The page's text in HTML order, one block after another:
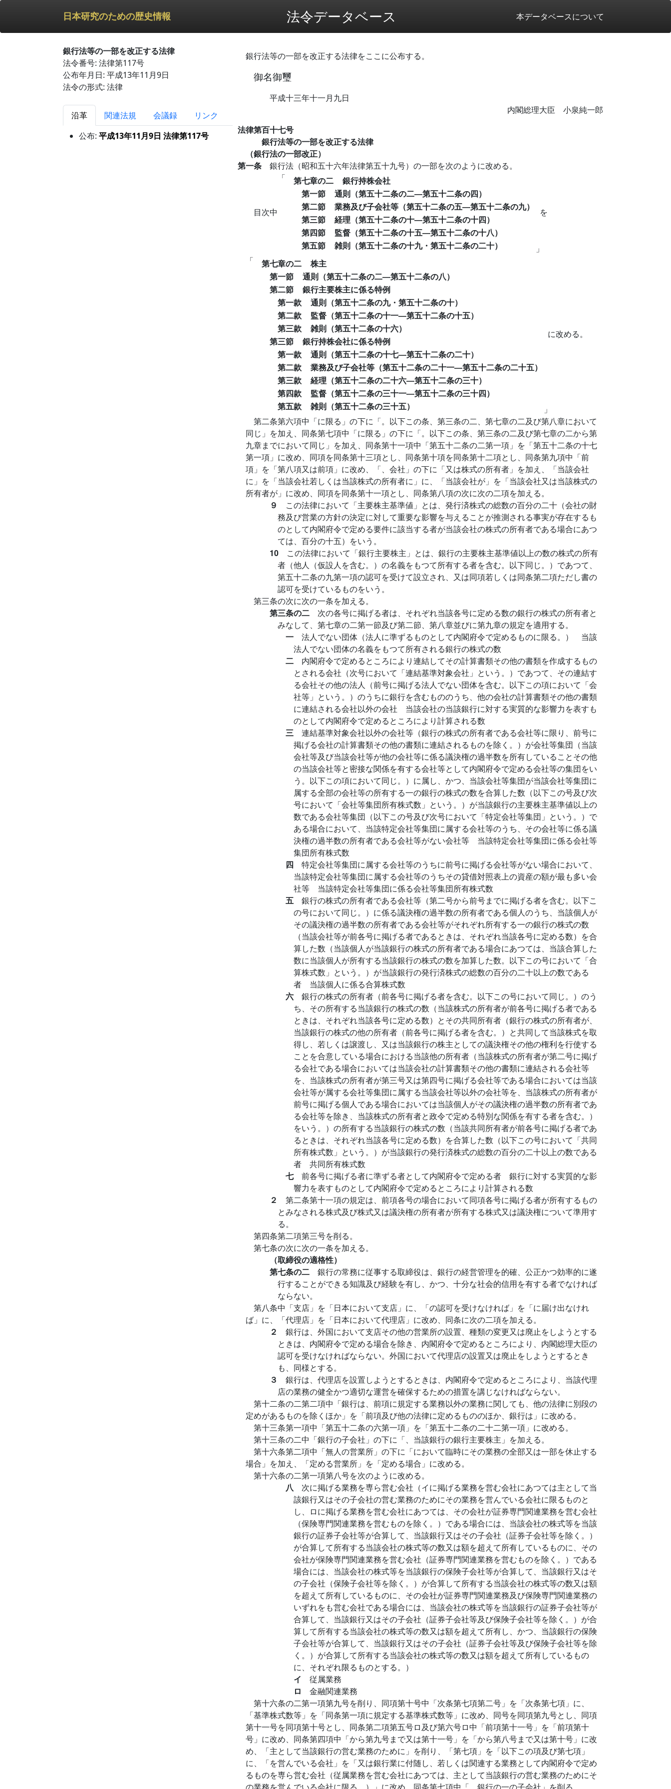
日本研究のための歴史情報 法令データベース 本データベースについて
銀行法等の一部を改正する法律
法令番号: 法律第117号
公布年月日: 平成13年11月9日
法令の形式: 法律
沿革 関連法規 会議録
リンク
公布: 平成13年11月9日 法律第117号
銀行法等の一部を改正する法律をここに公布する。
御名御璽
平成十三年十一月九日
内閣総理大臣 小泉純一郎
法律第百十七号
銀行法等の一部を改正する法律
（銀行法の一部改正）
第一条 銀行法（昭和五十六年法律第五十九号）の一部を次のように改める。
目次中
「 第七章の二
銀行持株会社
第一節
通則（第五十二条の二―第五十二条の四）
第二節
業務及び子会社等（第五十二条の五―第五十二条の九）
第三節
経理（第五十二条の十―第五十二条の十四）
第四節
監督（第五十二条の十五―第五十二条の十八）
第五節
雑則（第五十二条の十九・第五十二条の二十） 」
を
「 第七章の二
株主
第一節
通則（第五十二条の二―第五十二条の八）
第二節
銀行主要株主に係る特例
第一款
通則（第五十二条の九・第五十二条の十）
第二款
監督（第五十二条の十一―第五十二条の十五）
第三款
雑則（第五十二条の十六）
第三節
銀行持株会社に係る特例
第一款
通則（第五十二条の十七―第五十二条の二十）
第二款
業務及び子会社等（第五十二条の二十一―第五十二条の二十五）
第三款
経理（第五十二条の二十六―第五十二条の三十）
第四款
監督（第五十二条の三十一―第五十二条の三十四）
第五款
雑則（第五十二条の三十五） 」
に改める。
第二条第六項中「に限る」の下に「。以下この条、第三条の二、第七章の二及び第八章において
同じ」を加え、同条第七項中「に限る」の下に「。以下この条、第三条の二及び第七章の二から第
九章までにおいて同じ」を加え、同条第十一項中「第五十二条の二第一項」を「第五十二条の十七
第一項」に改め、同項を同条第十三項とし、同条第十項を同条第十二項とし、同条第九項中「前
項」を「第八項又は前項」に改め、「、会社」の下に「又は株式の所有者」を加え、「当該会社
に」を「当該会社若しくは当該株式の所有者に」に、「当該会社が」を「当該会社又は当該株式の
所有者が」に改め、同項を同条第十一項とし、同条第八項の次に次の二項を加える。
９ この法律において「主要株主基準値」とは、発行済株式の総数の百分の二十（会社の財
務及び営業の方針の決定に対して重要な影響を与えることが推測される事実が存在するも
のとして内閣府令で定める要件に該当する者が当該会社の株式の所有者である場合にあつ
ては、百分の十五）をいう。
10 この法律において「銀行主要株主」とは、銀行の主要株主基準値以上の数の株式の所有
者（他人（仮設人を含む。）の名義をもつて所有する者を含む。以下同じ。）であつて、
第五十二条の九第一項の認可を受けて設立され、又は同項若しくは同条第二項ただし書の
認可を受けているものをいう。
第三条の次に次の一条を加える。
第三条の二 次の各号に掲げる者は、それぞれ当該各号に定める数の銀行の株式の所有者と
みなして、第七章の二第一節及び第二節、第八章並びに第九章の規定を適用する。
一 法人でない団体（法人に準ずるものとして内閣府令で定めるものに限る。） 当該
法人でない団体の名義をもつて所有される銀行の株式の数
二 内閣府令で定めるところにより連結してその計算書類その他の書類を作成するもの
とされる会社（次号において「連結基準対象会社」という。）であつて、その連結す
る会社その他の法人（前号に掲げる法人でない団体を含む。以下この項において「会
社等」という。）のうちに銀行を含むもののうち、他の会社の計算書類その他の書類
に連結される会社以外の会社 当該会社の当該銀行に対する実質的な影響力を表すも
のとして内閣府令で定めるところにより計算される数
三 連結基準対象会社以外の会社等（銀行の株式の所有者である会社等に限り、前号に
掲げる会社の計算書類その他の書類に連結されるものを除く。）が会社等集団（当該
会社等及び当該会社等が他の会社等に係る議決権の過半数を所有していることその他
の当該会社等と密接な関係を有する会社等として内閣府令で定める会社等の集団をい
う。以下この項において同じ。）に属し、かつ、当該会社等集団が当該会社等集団に
属する全部の会社等の所有する一の銀行の株式の数を合算した数（以下この号及び次
号において「会社等集団所有株式数」という。）が当該銀行の主要株主基準値以上の
数である会社等集団（以下この号及び次号において「特定会社等集団」という。）で
ある場合において、当該特定会社等集団に属する会社等のうち、その会社等に係る議
決権の過半数の所有者である会社等がない会社等 当該特定会社等集団に係る会社等
集団所有株式数
四 特定会社等集団に属する会社等のうちに前号に掲げる会社等がない場合において、
当該特定会社等集団に属する会社等のうちその貸借対照表上の資産の額が最も多い会
社等 当該特定会社等集団に係る会社等集団所有株式数
五 銀行の株式の所有者である会社等（第二号から前号までに掲げる者を含む。以下こ
の号において同じ。）に係る議決権の過半数の所有者である個人のうち、当該個人が
その議決権の過半数の所有者である会社等がそれぞれ所有する一の銀行の株式の数
（当該会社等が前各号に掲げる者であるときは、それぞれ当該各号に定める数）を合
算した数（当該個人が当該銀行の株式の所有者である場合にあつては、当該合算した
数に当該個人が所有する当該銀行の株式の数を加算した数。以下この号において「合
算株式数」という。）が当該銀行の発行済株式の総数の百分の二十以上の数である
者 当該個人に係る合算株式数
六 銀行の株式の所有者（前各号に掲げる者を含む。以下この号において同じ。）のう
ち、その所有する当該銀行の株式の数（当該株式の所有者が前各号に掲げる者である
ときは、それぞれ当該各号に定める数）とその共同所有者（銀行の株式の所有者が、
当該銀行の株式の他の所有者（前各号に掲げる者を含む。）と共同して当該株式を取
得し、若しくは譲渡し、又は当該銀行の株主としての議決権その他の権利を行使する
ことを合意している場合における当該他の所有者（当該株式の所有者が第二号に掲げ
る会社である場合においては当該会社の計算書類その他の書類に連結される会社等
を、当該株式の所有者が第三号又は第四号に掲げる会社等である場合においては当該
会社等が属する会社等集団に属する当該会社等以外の会社等を、当該株式の所有者が
前号に掲げる個人である場合においては当該個人がその議決権の過半数の所有者であ
る会社等を除き、当該株式の所有者と政令で定める特別な関係を有する者を含む。）
をいう。）の所有する当該銀行の株式の数（当該共同所有者が前各号に掲げる者であ
るときは、それぞれ当該各号に定める数）を合算した数（以下この号において「共同
所有株式数」という。）が当該銀行の発行済株式の総数の百分の二十以上の数である
者 共同所有株式数
七 前各号に掲げる者に準ずる者として内閣府令で定める者 銀行に対する実質的な影
響力を表すものとして内閣府令で定めるところにより計算される数
２ 第二条第十一項の規定は、前項各号の場合において同項各号に掲げる者が所有するもの
とみなされる株式及び株式又は議決権の所有者が所有する株式又は議決権について準用す
る。
第四条第二項第三号を削る。
第七条の次に次の一条を加える。
（取締役の適格性）
第七条の二 銀行の常務に従事する取締役は、銀行の経営管理を的確、公正かつ効率的に遂
行することができる知識及び経験を有し、かつ、十分な社会的信用を有する者でなければ
ならない。
第八条中「支店」を「日本において支店」に、「の認可を受けなければ」を「に届け出なけれ
ば」に、「代理店」を「日本において代理店」に改め、同条に次の二項を加える。
２ 銀行は、外国において支店その他の営業所の設置、種類の変更又は廃止をしようとする
ときは、内閣府令で定める場合を除き、内閣府令で定めるところにより、内閣総理大臣の
認可を受けなければならない。外国において代理店の設置又は廃止をしようとするとき
も、同様とする。
３ 銀行は、代理店を設置しようとするときは、内閣府令で定めるところにより、当該代理
店の業務の健全かつ適切な運営を確保するための措置を講じなければならない。
第十二条の二第二項中「銀行は、前項に規定する業務以外の業務に関しても、他の法律に別段の
定めがあるものを除くほか」を「前項及び他の法律に定めるもののほか、銀行は」に改める。
第十三条第一項中「第五十二条の六第一項」を「第五十二条の二十二第一項」に改める。
第十三条の二中「銀行の子会社」の下に「、当該銀行の銀行主要株主」を加える。
第十六条第二項中「無人の営業所」の下に「において臨時にその業務の全部又は一部を休止する
場合」を加え、「定める営業所」を「定める場合」に改める。
第十六条の二第一項第八号を次のように改める。
八 次に掲げる業務を専ら営む会社（イに掲げる業務を営む会社にあつては主として当
該銀行又はその子会社の営む業務のためにその業務を営んでいる会社に限るものと
し、ロに掲げる業務を営む会社にあつては、その会社が証券専門関連業務を営む会社
（保険専門関連業務を営むものを除く。）である場合には、当該会社の株式等を当該
銀行の証券子会社等が合算して、当該銀行又はその子会社（証券子会社等を除く。）
が合算して所有する当該会社の株式等の数又は額を超えて所有しているものに、その
会社が保険専門関連業務を営む会社（証券専門関連業務を営むものを除く。）である
場合には、当該会社の株式等を当該銀行の保険子会社等が合算して、当該銀行又はそ
の子会社（保険子会社等を除く。）が合算して所有する当該会社の株式等の数又は額
を超えて所有しているものに、その会社が証券専門関連業務及び保険専門関連業務の
いずれをも営む会社である場合には、当該会社の株式等を当該銀行の証券子会社等が
合算して、当該銀行又はその子会社（証券子会社等及び保険子会社等を除く。）が合
算して所有する当該会社の株式等の数又は額を超えて所有し、かつ、当該銀行の保険
子会社等が合算して、当該銀行又はその子会社（証券子会社等及び保険子会社等を除
く。）が合算して所有する当該会社の株式等の数又は額を超えて所有しているもの
に、それぞれ限るものとする。）
イ 従属業務
ロ 金融関連業務
第十六条の二第一項第九号を削り、同項第十号中「次条第七項第二号」を「次条第七項」に、
「基準株式数等」を「同条第一項に規定する基準株式数等」に改め、同号を同項第九号とし、同項
第十一号を同項第十号とし、同条第二項第五号ロ及び第六号ロ中「前項第十一号」を「前項第十
号」に改め、同条第四項中「から第九号まで又は第十一号」を「から第八号まで又は第十号」に改
め、「主として当該銀行の営む業務のために」を削り、「第七項」を「以下この項及び第七項」
に、「を営んでいる会社」を「又は銀行業に付随し、若しくは関連する業務として内閣府令で定め
るものを専ら営む会社（従属業務を営む会社にあつては、主として当該銀行の営む業務のためにそ